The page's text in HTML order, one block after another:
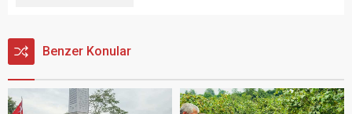
Benzer Konular